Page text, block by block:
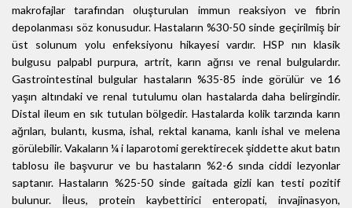
makrofajlar tarafından oluşturulan immun reaksiyon ve fibrin
depolanması söz konusudur. Hastaların %30-50 sinde geçirilmiş bir
üst solunum yolu enfeksiyonu hikayesi vardır. HSP nın klasik
bulgusu palpabl purpura, artrit, karın ağrısı ve renal bulgulardır.
Gastrointestinal bulgular hastaların %35-85 inde görülür ve 16
yaşın altındaki ve renal tutulumu olan hastalarda daha belirgindir.
Distal ileum en sık tutulan bölgedir. Hastalarda kolik tarzında karın
ağrıları, bulantı, kusma, ishal, rektal kanama, kanlı ishal ve melena
görülebilir. Vakaların ¼ i laparotomi gerektirecek şiddette akut batın
tablosu ile başvurur ve bu hastaların %2-6 sında ciddi lezyonlar
saptanır. Hastaların %25-50 sinde gaitada gizli kan testi pozitif
bulunur. İleus, protein kaybettirici enteropati, invajinasyon,